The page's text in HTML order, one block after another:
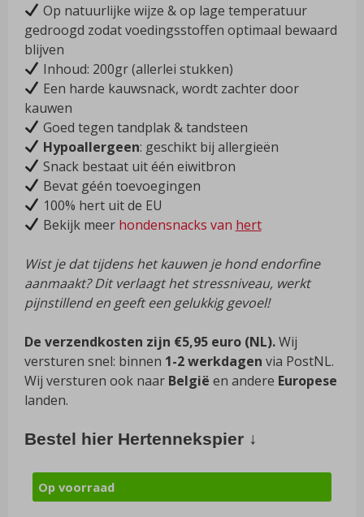
Op natuurlijke wijze & op lage temperatuur
gedroogd zodat voedingsstoffen optimaal bewaard
blijven
Inhoud: 200gr (allerlei stukken)
Een harde kauwsnack, wordt zachter door
kauwen
Goed tegen tandplak & tandsteen
Hypoallergeen: geschikt bij allergieën
Snack bestaat uit één eiwitbron
Bevat géén toevoegingen
100% hert uit de EU
Bekijk meer hondensnacks van hert
Wist je dat tijdens het kauwen je hond endorfine
aanmaakt? Dit verlaagt het stressniveau, werkt
pijnstillend en geeft een gelukkig gevoel!
De verzendkosten zijn €5,95 euro (NL).Wij
versturen snel: binnen 1-2 werkdagen via PostNL.
Wij versturen ook naar België en andere Europese
landen.
Bestel hier Hertennekspier ↓
Op voorraad